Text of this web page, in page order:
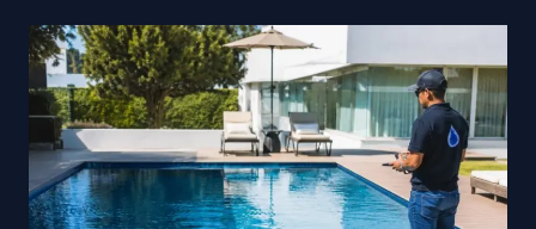
CAUSAS
REALES
Y
CÓMO
RESOLVERLOS